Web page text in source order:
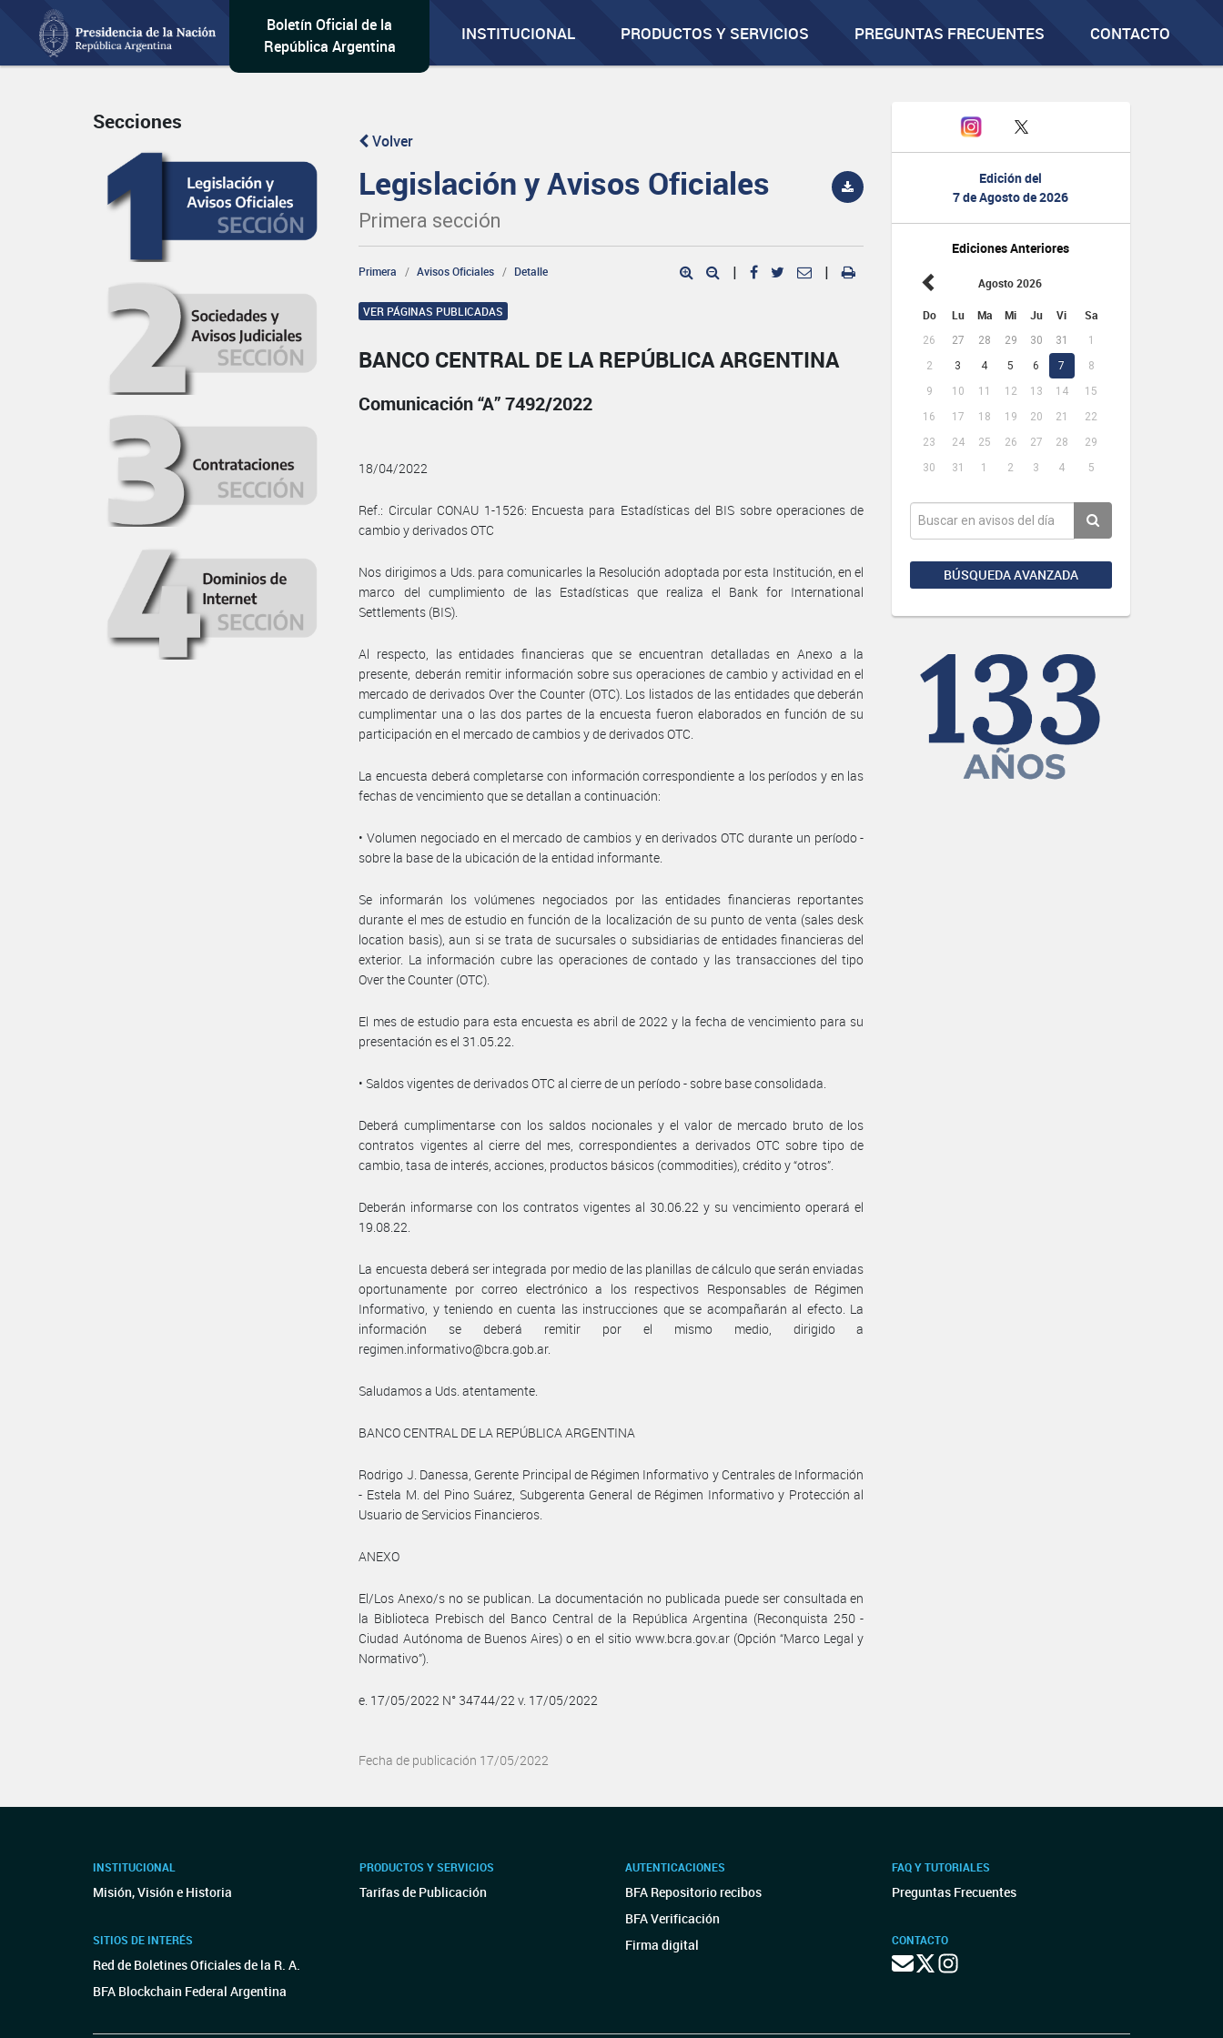
Boletín Oficial de la
República Argentina
INSTITUCIONAL PRODUCTOS Y SERVICIOS PREGUNTAS FRECUENTES CONTACTO
Edición del
7 de Agosto de 2026
Ediciones Anteriores
Agosto 2026
Do Lu Ma Mi Ju Vi Sa
26 27 28 29 30 31
1
2
3 4 5 6 7
8
9
10 11 12 13 14
15
16
17 18 19 20 21
22
23
24 25 26 27 28
29
30
31 1 2 3 4 5
BÚSQUEDA AVANZADA
Secciones
Volver
Legislación y Avisos Oficiales
Primera sección
Primera Avisos Oficiales Detalle | |
VER PÁGINAS PUBLICADAS
BANCO CENTRAL DE LA REPÚBLICA ARGENTINA
Comunicación “A” 7492/2022
18/04/2022
Ref.: Circular CONAU 1-1526: Encuesta para Estadísticas del BIS sobre operaciones de
cambio y derivados OTC
Nos dirigimos a Uds. para comunicarles la Resolución adoptada por esta Institución, en el
marco del cumplimiento de las Estadísticas que realiza el Bank for International
Settlements (BIS).
Al respecto, las entidades financieras que se encuentran detalladas en Anexo a la
presente, deberán remitir información sobre sus operaciones de cambio y actividad en el
mercado de derivados Over the Counter (OTC). Los listados de las entidades que deberán
cumplimentar una o las dos partes de la encuesta fueron elaborados en función de su
participación en el mercado de cambios y de derivados OTC.
La encuesta deberá completarse con información correspondiente a los períodos y en las
fechas de vencimiento que se detallan a continuación:
• Volumen negociado en el mercado de cambios y en derivados OTC durante un período -
sobre la base de la ubicación de la entidad informante.
Se informarán los volúmenes negociados por las entidades financieras reportantes
durante el mes de estudio en función de la localización de su punto de venta (sales desk
location basis), aun si se trata de sucursales o subsidiarias de entidades financieras del
exterior. La información cubre las operaciones de contado y las transacciones del tipo
Over the Counter (OTC).
El mes de estudio para esta encuesta es abril de 2022 y la fecha de vencimiento para su
presentación es el 31.05.22.
• Saldos vigentes de derivados OTC al cierre de un período - sobre base consolidada.
Deberá cumplimentarse con los saldos nocionales y el valor de mercado bruto de los
contratos vigentes al cierre del mes, correspondientes a derivados OTC sobre tipo de
cambio, tasa de interés, acciones, productos básicos (commodities), crédito y “otros”.
Deberán informarse con los contratos vigentes al 30.06.22 y su vencimiento operará el
19.08.22.
La encuesta deberá ser integrada por medio de las planillas de cálculo que serán enviadas
oportunamente por correo electrónico a los respectivos Responsables de Régimen
Informativo, y teniendo en cuenta las instrucciones que se acompañarán al efecto. La
información se deberá remitir por el mismo medio, dirigido a
regimen.informativo@bcra.gob.ar.
Saludamos a Uds. atentamente.
BANCO CENTRAL DE LA REPÚBLICA ARGENTINA
Rodrigo J. Danessa, Gerente Principal de Régimen Informativo y Centrales de Información
- Estela M. del Pino Suárez, Subgerenta General de Régimen Informativo y Protección al
Usuario de Servicios Financieros.
ANEXO
El/Los Anexo/s no se publican. La documentación no publicada puede ser consultada en
la Biblioteca Prebisch del Banco Central de la República Argentina (Reconquista 250 -
Ciudad Autónoma de Buenos Aires) o en el sitio www.bcra.gov.ar (Opción “Marco Legal y
Normativo”).
e. 17/05/2022 N° 34744/22 v. 17/05/2022
Fecha de publicación 17/05/2022
INSTITUCIONAL
Misión, Visión e Historia
SITIOS DE INTERÉS
Red de Boletines Oficiales de la R. A.
BFA Blockchain Federal Argentina
PRODUCTOS Y SERVICIOS
Tarifas de Publicación
AUTENTICACIONES
BFA Repositorio recibos
BFA Verificación
Firma digital
FAQ Y TUTORIALES
Preguntas Frecuentes
CONTACTO